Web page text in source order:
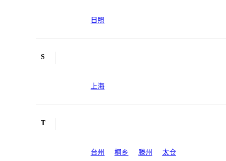
日照
S
上海
T
台州 桐乡 滕州 太仓